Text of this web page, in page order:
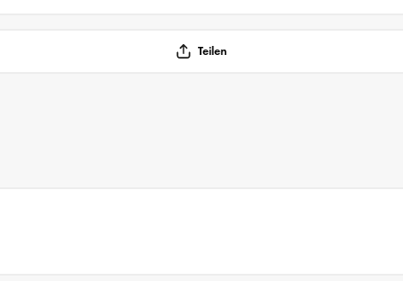
Teilen